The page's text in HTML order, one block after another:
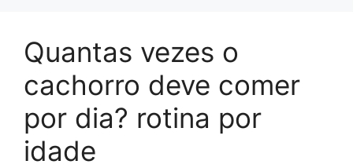
Quantas vezes o
cachorro deve comer
por dia? rotina por
idade